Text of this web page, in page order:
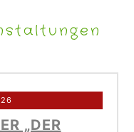
„DER